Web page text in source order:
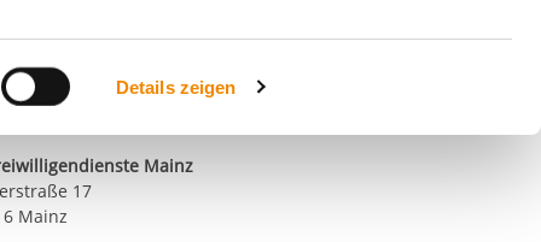
. Wenn
Cookie-
Sie:
Details zeigen
Mainz
17
Mainz